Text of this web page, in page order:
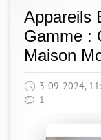
Appareils
Gamme :
Maison
3-09-2024,
1